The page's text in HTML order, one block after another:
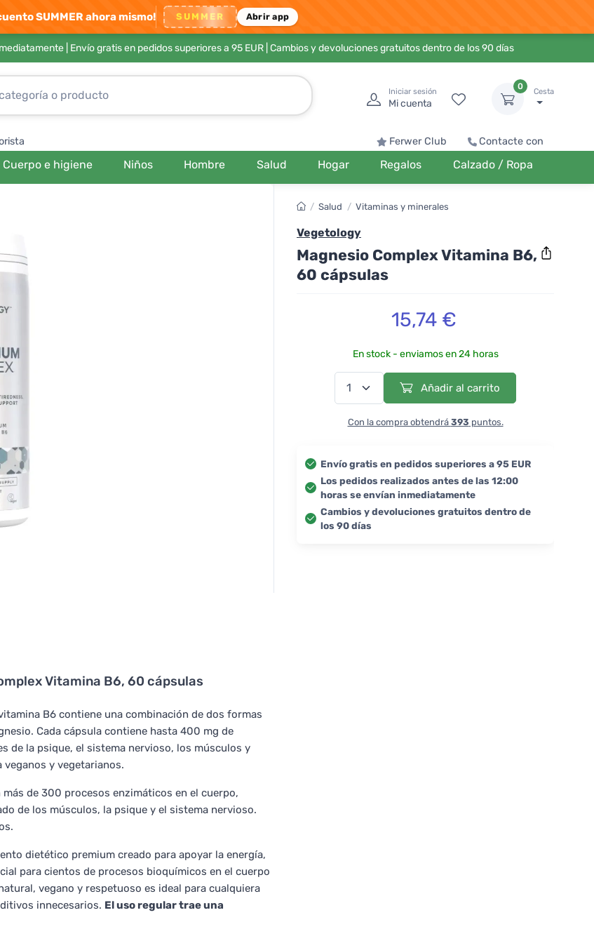
SUMMER ahora mismo! SUMMER Abrir app
| Envío gratis en pedidos superiores a 95 EUR| Cambios y devoluciones gratuitos dentro de los 90 días
Iniciar sesión
Mi cuenta
0
Cesta
Ferwer Club Contacte con
Cuerpo e higiene Niños Hombre Salud Hogar Regalos Calzado / Ropa
Vitamina B6, 60 cápsulas
B6 contiene una combinación de dos formas
Cada cápsula contiene hasta 400 mg de
de la psique, el sistema nervioso, los músculos y
veganos y vegetarianos.
de 300 procesos enzimáticos en el cuerpo,
de los músculos, la psique y el sistema nervioso.
dietético premium creado para apoyar la energía,
para cientos de procesos bioquímicos en el cuerpo
vegano y respetuoso es ideal para cualquiera
innecesarios. El uso regular trae una
/ Salud / Vitaminas y minerales
Vegetology
Magnesio Complex Vitamina B6,
60 cápsulas
15,74 €
En stock - enviamos en 24 horas
Añadir al carrito
Con la compra obtendrá 393 puntos.
Envío gratis en pedidos superiores a 95 EUR
Los pedidos realizados antes de las 12:00
horas se envían inmediatamente
Cambios y devoluciones gratuitos dentro de
los 90 días